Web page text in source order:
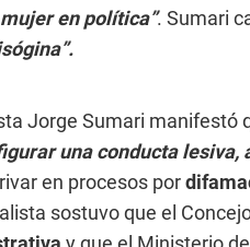
en política”. Sumari
Jorge Sumari manifestó
una conducta lesiva,
en procesos por
sostuvo que el